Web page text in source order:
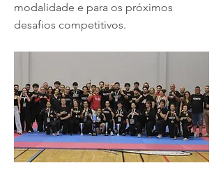
modalidade e para os próximos
desafios competitivos.